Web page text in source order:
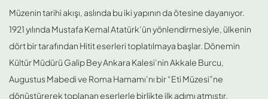
Müzenin tarihi akışı, aslında bu iki yapının da ötesine dayanıyor.
1921 yılında Mustafa Kemal Atatürk’ün yönlendirmesiyle, ülkenin
dört bir tarafından Hitit eserleri toplatılmaya başlar. Dönemin
Kültür Müdürü Galip Bey Ankara Kalesi’nin Akkale Burcu,
Augustus Mabedi ve Roma Hamamı’nı bir “Eti Müzesi”ne
dönüştürerek toplanan eserlerle birlikte ilk adımı atmıştır.